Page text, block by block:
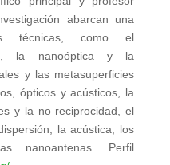
abarcan una
técnicas, como el
la nanoóptica y la
y las metasuperficies
ópticos y acústicos, la
y la no reciprocidad, el
la acústica, los
nanoantenas. Perfil